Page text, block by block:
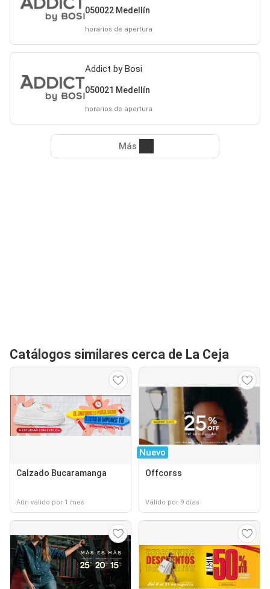
050022 Medellín
horarios de apertura
Addict by Bosi
050021 Medellín
horarios de apertura
Más
Catálogos similares cerca de La Ceja
Calzado Bucaramanga
Aún válido por 1 mes
Nuevo
Offcorss
Válido por 9 días